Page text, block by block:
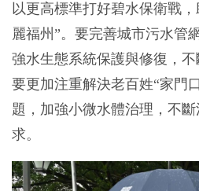
以更高標準打好碧水保衛戰
麗福州”。要完善城市污水管
強水生態系統保護與修復，不
要更加注重解決老百姓“家門
題，加強小微水體治理，不
求。